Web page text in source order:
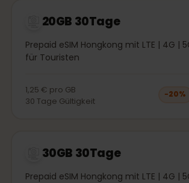
20GB 30Tage
Prepaid eSIM Hongkong mit LTE | 4G |
für Touristen
1,25 € pro GB
30 Tage Gültigkeit
−20%
30GB 30Tage
Prepaid eSIM Hongkong mit LTE | 4G |